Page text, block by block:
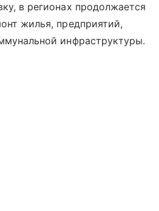
в регионах продолжается
жилья, предприятий,
инфраструктуры.